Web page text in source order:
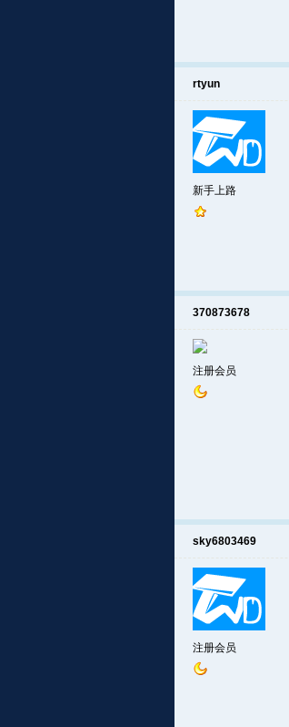
rtyun
新手上路
370873678
注册会员
sky6803469
注册会员